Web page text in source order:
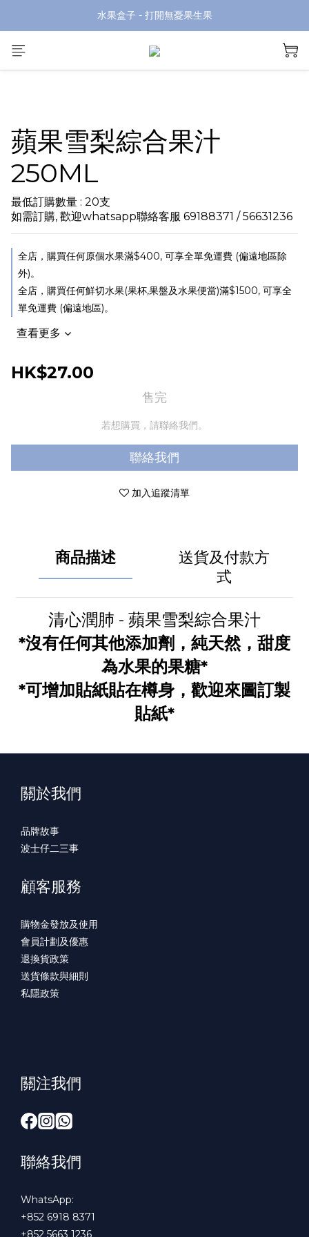
水果盒子 - 打開無憂果生果
蘋果雪梨綜合果汁
250ML
最低訂購數量 : 20支
如需訂購, 歡迎whatsapp聯絡客服 69188371 / 56631236
全店，購買任何原個水果滿$400, 可享全單免運費 (偏遠地區除
外)。
全店，購買任何鮮切水果(果杯,果盤及水果便當)滿$1500, 可享全
單免運費 (偏遠地區)。
查看更多
HK$27.00
售完
若想購買，請聯絡我們。
聯絡我們
加入追蹤清單
商品描述
送貨及付款方
式
清心潤肺 - 蘋果雪梨綜合果汁
*沒有任何其他添加劑，純天然，甜度
為水果的果糖*
*可增加貼紙貼在樽身，歡迎來圖訂製
貼紙*
關於我們
品牌故事
波士仔二三事
顧客服務
購物金發放及使用
會員計劃及優惠
退換貨政策
送貨條款與細則
私隱政策
關注我們
聯絡我們
WhatsApp:
+852 6918 8371
+852 5663 1236